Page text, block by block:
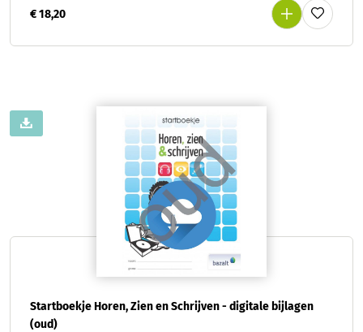
€ 18,20
Startboekje Horen, Zien en Schrijven - digitale bijlagen
(oud)